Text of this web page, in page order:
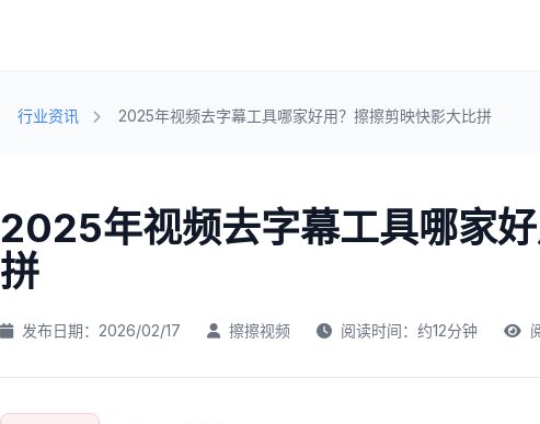
行业资讯 2025年视频去字幕工具哪家好用？擦擦剪映快影大比拼
2025年视频去字幕工具哪家
拼
发布日期：2026/02/17 擦擦视频 阅读时间：约12分钟